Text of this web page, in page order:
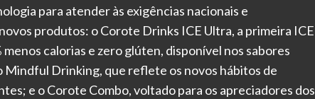
para atender às exigências nacionais e
produtos: o Corote Drinks ICE Ultra, a primeira ICE
calorias e zero glúten, disponível nos sabores
Mindful Drinking, que reflete os novos hábitos de
e o Corote Combo, voltado para os apreciadores dos